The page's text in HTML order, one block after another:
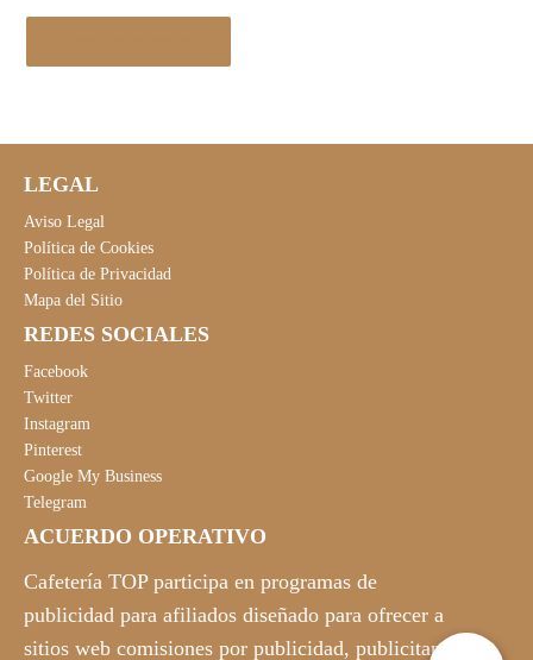
p
e
i
g
n
a
4
2
,
8
p
e
l
9
9
€
.
LEGAL
Aviso Legal
Política de Cookies
Política de Privacidad
Mapa del Sitio
REDES SOCIALES
Facebook
Twitter
Instagram
Pinterest
Google My Business
Telegram
ACUERDO OPERATIVO
Cafetería TOP participa en programas de
publicidad para afiliados diseñado para ofrecer a
sitios web comisiones por publicidad, publicitando